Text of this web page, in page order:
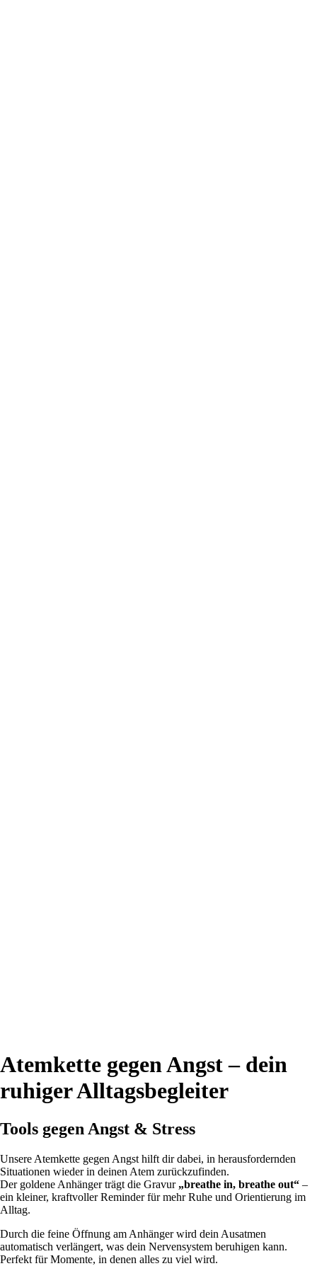
Atemkette gegen Angst – dein
ruhiger Alltagsbegleiter
Tools gegen Angst & Stress
Unsere Atemkette gegen Angst hilft dir dabei, in herausfordernden
Situationen wieder in deinen Atem zurückzufinden.
Der goldene Anhänger trägt die Gravur „breathe in, breathe out“ –
ein kleiner, kraftvoller Reminder für mehr Ruhe und Orientierung im
Alltag.
Durch die feine Öffnung am Anhänger wird dein Ausatmen
automatisch verlängert, was dein Nervensystem beruhigen kann.
Perfekt für Momente, in denen alles zu viel wird.